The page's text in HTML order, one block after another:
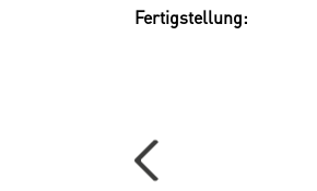
Fertigstellung: